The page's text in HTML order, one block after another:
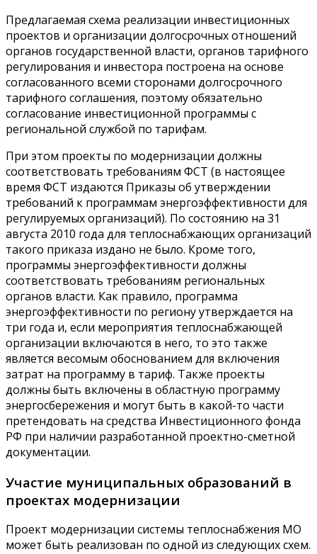
Предлагаемая схема реализации инвестиционных
проектов и организации долгосрочных отношений
органов государственной власти, органов тарифного
регулирования и инвестора построена на основе
согласованного всеми сторонами долгосрочного
тарифного соглашения, поэтому обязательно
согласование инвестиционной программы с
региональной службой по тарифам.
При этом проекты по модернизации должны
соответствовать требованиям ФСТ (в настоящее
время ФСТ издаются Приказы об утверждении
требований к программам энергоэффективности для
регулируемых организаций). По состоянию на 31
августа 2010 года для теплоснабжающих организаций
такого приказа издано не было. Кроме того,
программы энергоэффективности должны
соответствовать требованиям региональных
органов власти. Как правило, программа
энергоэффективности по региону утверждается на
три года и, если мероприятия теплоснабжающей
организации включаются в него, то это также
является весомым обоснованием для включения
затрат на программу в тариф. Также проекты
должны быть включены в областную программу
энергосбережения и могут быть в какой-то части
претендовать на средства Инвестиционного фонда
РФ при наличии разработанной проектно-сметной
документации.
Участие муниципальных образований в
проектах модернизации
Проект модернизации системы теплоснабжения МО
может быть реализован по одной из следующих схем.